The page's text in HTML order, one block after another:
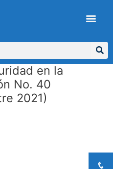
en la
No. 40
2021)